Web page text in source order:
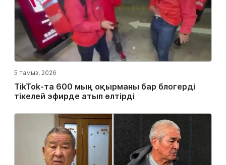
5 тамыз, 2026
TikTok-та 600 мың оқырманы бар блогерді
тікелей эфирде атып өлтірді